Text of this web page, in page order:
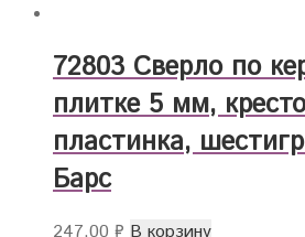
72803 Сверло по
плитке 5 мм,
пластинка,
Барс